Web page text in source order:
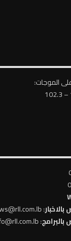
على الموجات:
102.3 –
: news@rll.com.lb
بالبرامج: info@rll.com.lb